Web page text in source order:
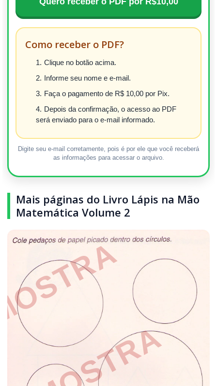
Como receber o PDF?
Clique no botão acima.
Informe seu nome e e-mail.
Faça o pagamento de R$ 10,00 por Pix.
Depois da confirmação, o acesso ao PDF
será enviado para o e-mail informado.
Digite seu e-mail corretamente, pois é por ele que você receberá
as informações para acessar o arquivo.
Mais páginas do Livro Lápis na Mão
Matemática Volume 2